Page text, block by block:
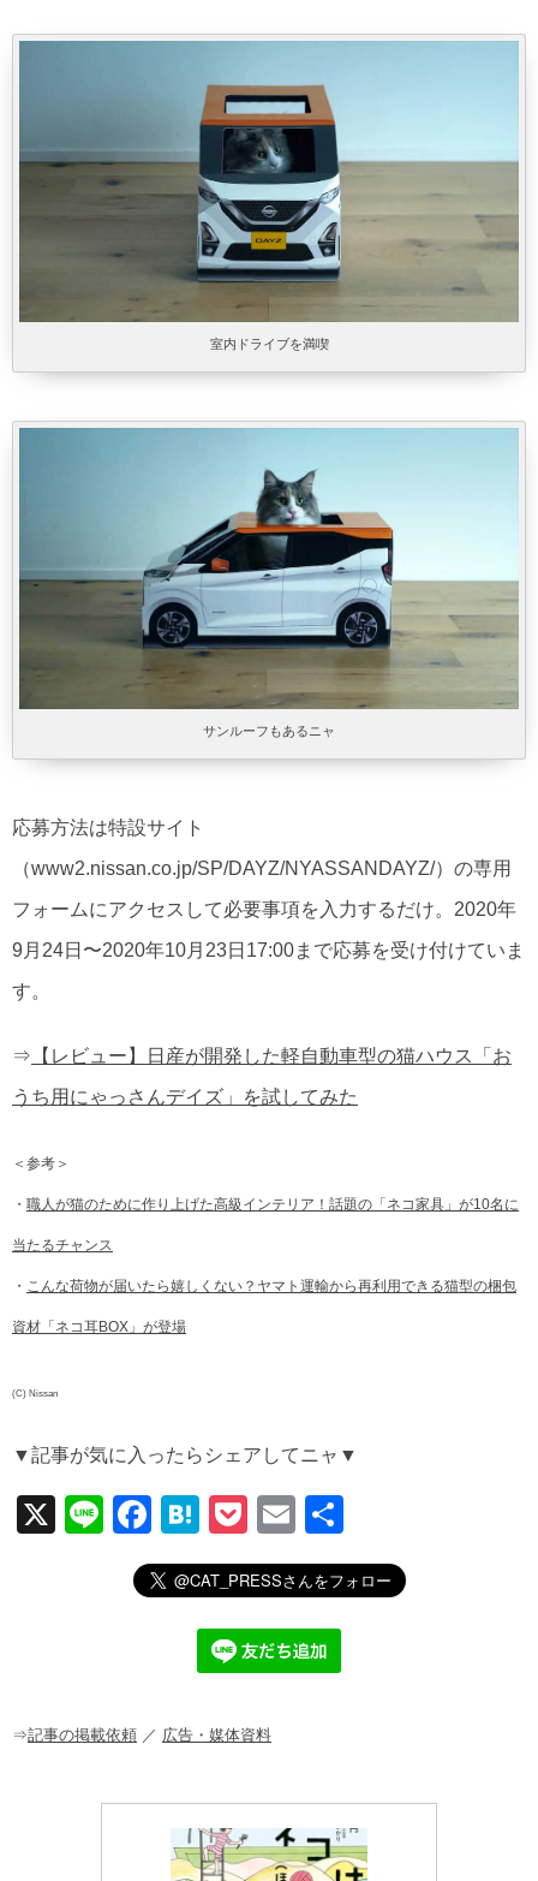
室内ドライブを満喫
サンルーフもあるニャ
応募方法は特設サイト
（www2.nissan.co.jp/SP/DAYZ/NYASSANDAYZ/）の専用
フォームにアクセスして必要事項を入力するだけ。2020年
9月24日〜2020年10月23日17:00まで応募を受け付けていま
す。
⇒ 【レビュー】日産が開発した軽自動車型の猫ハウス「お
うち用にゃっさんデイズ」を試してみた
＜参考＞
・ 職人が猫のために作り上げた高級インテリア！話題の「ネコ家具」が10名に
当たるチャンス
・ こんな荷物が届いたら嬉しくない？ヤマト運輸から再利用できる猫型の梱包
資材「ネコ耳BOX」が登場
(C) Nissan
▼記事が気に入ったらシェアしてニャ▼
X
Li
F
a
c
o
H
at
e
n
a
P
o
ck
et
E
m
ail
有
⇒記事の掲載依頼 ／ 広告・媒体資料